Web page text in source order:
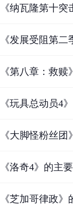
《纳瓦隆第十
《发展受阻第
《第八章：救
《玩具总动员4
《大脚怪粉丝
《洛奇4》的主
《芝加哥律政